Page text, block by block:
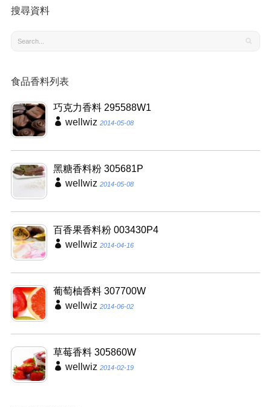
搜尋資料
食品香料列表
巧克力香料 295588W1
wellwiz 2014-05-08
黑糖香料粉 305681P
wellwiz 2014-05-08
百香果香料粉 003430P4
wellwiz 2014-04-16
葡萄柚香料 307700W
wellwiz 2014-06-02
草莓香料 305860W
wellwiz 2014-02-19